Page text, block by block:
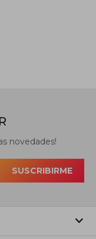
novedades!
SUSCRIBIRME